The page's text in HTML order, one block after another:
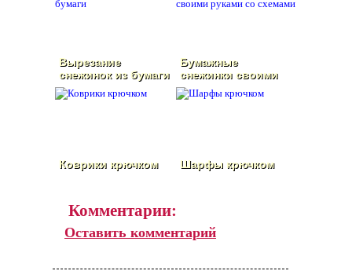
Вырезание
снежинок из бумаги
Бумажные
снежинки своими
руками со схемами
Коврики крючком Шарфы крючком
Комментарии:
Оставить комментарий